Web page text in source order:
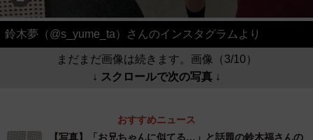
鈴木夢（@s_yume_ta）さんのインスタグラムより
まだまだ画像は続きます。画像（3/10）
↓ スクロールで次の写真 ↓
おすすめニュース
【写真】「お兄ちゃんに似てる…」と話題の鈴木福さんの